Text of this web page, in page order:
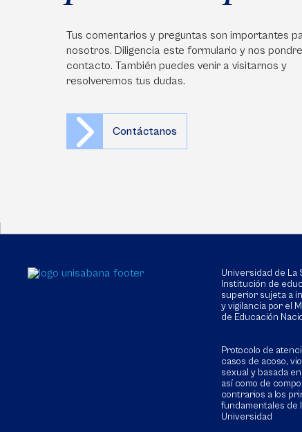
Tus comentarios y preguntas son importantes
nosotros. Diligencia este formulario y nos
contacto. También puedes venir a visitarnos y
resolveremos tus dudas.
Contáctanos
Universidad de La
Institución de
superior sujeta a
y vigilancia por el
de Educación
Protocolo de
casos de acoso,
sexual y basada
así como de
contrarios a los
fundamentales de
Universidad